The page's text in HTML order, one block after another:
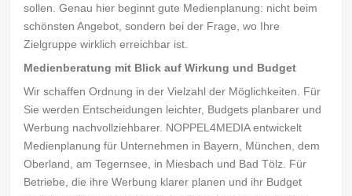
sollen. Genau hier beginnt gute Medienplanung: nicht beim
schönsten Angebot, sondern bei der Frage, wo Ihre
Zielgruppe wirklich erreichbar ist.
Medienberatung mit Blick auf Wirkung und Budget
Wir schaffen Ordnung in der Vielzahl der Möglichkeiten. Für
Sie werden Entscheidungen leichter, Budgets planbarer und
Werbung nachvollziehbarer. NOPPEL4MEDIA entwickelt
Medienplanung für Unternehmen in Bayern, München, dem
Oberland, am Tegernsee, in Miesbach und Bad Tölz. Für
Betriebe, die ihre Werbung klarer planen und ihr Budget